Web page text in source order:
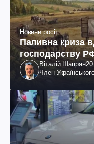
Новини росії
Паливна криза
господарству
Віталій Шапран20
Член